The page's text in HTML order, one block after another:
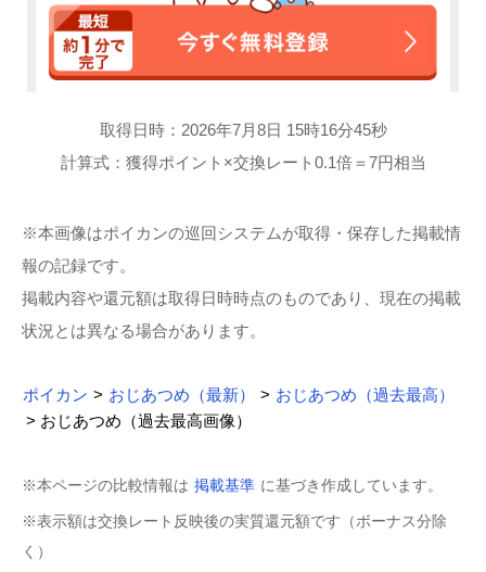
取得日時：2026年7月8日 15時16分45秒
計算式：獲得ポイント×交換レート0.1倍＝7円相当
※本画像はポイカンの巡回システムが取得・保存した掲載情
報の記録です。
掲載内容や還元額は取得日時時点のものであり、現在の掲載
状況とは異なる場合があります。
ポイカン > おじあつめ（最新） > おじあつめ（過去最高）
> おじあつめ（過去最高画像）
※本ページの比較情報は 掲載基準 に基づき作成しています。
※表示額は交換レート反映後の実質還元額です（ボーナス分除
く）